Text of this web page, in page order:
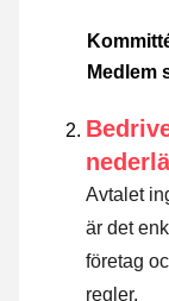
Medlem
Avtalet
är det
företag
regler.